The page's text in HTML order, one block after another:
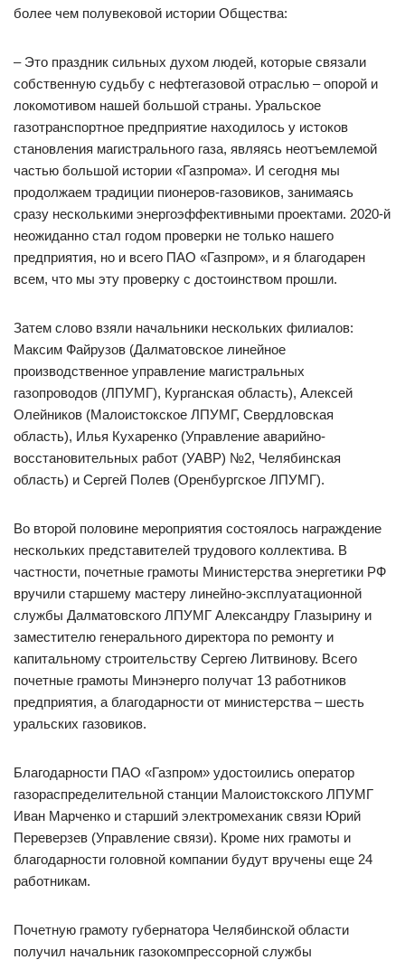
более чем полувековой истории Общества:
– Это праздник сильных духом людей, которые связали
собственную судьбу с нефтегазовой отраслью – опорой и
локомотивом нашей большой страны. Уральское
газотранспортное предприятие находилось у истоков
становления магистрального газа, являясь неотъемлемой
частью большой истории «Газпрома». И сегодня мы
продолжаем традиции пионеров-газовиков, занимаясь
сразу несколькими энергоэффективными проектами. 2020-й
неожиданно стал годом проверки не только нашего
предприятия, но и всего ПАО «Газпром», и я благодарен
всем, что мы эту проверку с достоинством прошли.
Затем слово взяли начальники нескольких филиалов:
Максим Файрузов (Далматовское линейное
производственное управление магистральных
газопроводов (ЛПУМГ), Курганская область), Алексей
Олейников (Малоистокское ЛПУМГ, Свердловская
область), Илья Кухаренко (Управление аварийно-
восстановительных работ (УАВР) №2, Челябинская
область) и Сергей Полев (Оренбургское ЛПУМГ).
Во второй половине мероприятия состоялось награждение
нескольких представителей трудового коллектива. В
частности, почетные грамоты Министерства энергетики РФ
вручили старшему мастеру линейно-эксплуатационной
службы Далматовского ЛПУМГ Александру Глазырину и
заместителю генерального директора по ремонту и
капитальному строительству Сергею Литвинову. Всего
почетные грамоты Минэнерго получат 13 работников
предприятия, а благодарности от министерства – шесть
уральских газовиков.
Благодарности ПАО «Газпром» удостоились оператор
газораспределительной станции Малоистокского ЛПУМГ
Иван Марченко и старший электромеханик связи Юрий
Переверзев (Управление связи). Кроме них грамоты и
благодарности головной компании будут вручены еще 24
работникам.
Почетную грамоту губернатора Челябинской области
получил начальник газокомпрессорной службы